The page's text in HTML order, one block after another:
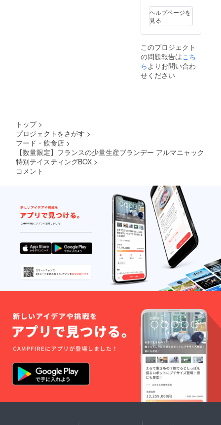
ヘルプページを
見る
このプロジェクト
の問題報告はこち
らよりお問い合わ
せください
トップ >
プロジェクトをさがす >
フード・飲食店 >
【数量限定】フランスの少量生産ブランデー アルマニャック
特別テイスティングBOX >
コメント